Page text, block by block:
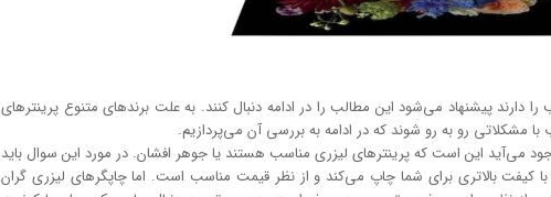
دارند پیشنهاد می‌شود این مطالب را در ادامه دنبال کنند. به علت برند‌های متنوع پرینتر‌های
مشکلاتی رو به رو شوند که در ادامه به بررسی آن می‌پردازیم.
می‌آید این است که پرینتر‌های لیزری مناسب هستند یا جوهر افشان. در مورد این سوال باید
کیفت بالا‌‌‌تری برای شما چاپ می‌کند و از نظر قیمت مناسب است. اما چاپگر‌های لیزری گران